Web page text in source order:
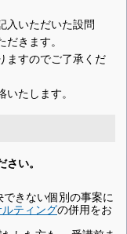
入いただいた設問
だきます。
ますのでご了承くだ
たします。
い。
きない個別の事案に
ティングの併用をお